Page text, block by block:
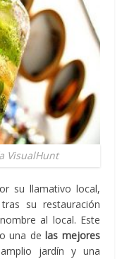
VisualHunt
su llamativo local,
su restauración
al local. Este
una delas mejores
jardín y una